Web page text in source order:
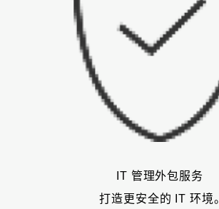
IT 管理外包服务
打造更安全的 IT 环境。